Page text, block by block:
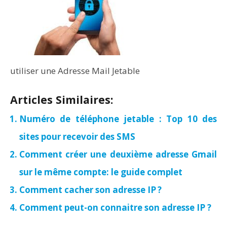
utiliser une Adresse Mail Jetable
Articles Similaires:
Numéro de téléphone jetable : Top 10 des
sites pour recevoir des SMS
Comment créer une deuxième adresse Gmail
sur le même compte: le guide complet
Comment cacher son adresse IP ?
Comment peut-on connaitre son adresse IP ?